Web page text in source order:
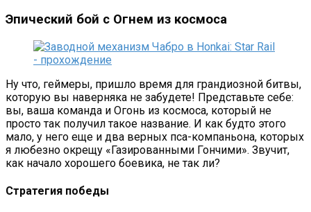
Эпический бой с Огнем из космоса
Ну что, геймеры, пришло время для грандиозной битвы,
которую вы наверняка не забудете! Представьте себе:
вы, ваша команда и Огонь из космоса, который не
просто так получил такое название. И как будто этого
мало, у него еще и два верных пса-компаньона, которых
я любезно окрещу «Газированными Гончими». Звучит,
как начало хорошего боевика, не так ли?
Стратегия победы